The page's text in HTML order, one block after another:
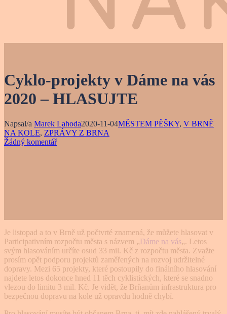
Cyklo-projekty v Dáme na vás
2020 – HLASUJTE
Napsal/a Marek Lahoda2020-11-04MĚSTEM PĚŠKY, V BRNĚ
NA KOLE, ZPRÁVY Z BRNA
Žádný komentář
Je listopad a to v Brně už počtvrté znamená, že můžete hlasovat v
Participativním rozpočtu města s názvem „Dáme na vás„. Letos
svým hlasováním určíte osud 33 mil. Kč z rozpočtu města. Zvažte
prosím opět podporu projektů zaměřených na rozvoj udržitelné
dopravy. Mezi 65 projekty, které postoupily do finálního hlasování
najdete letos dokonce hned 11 těch cyklistických, které se snadno
vlezou do limitu 3 mil. Kč. Je vidět, že Brňanům infrastruktura pro
bezpečnou dopravu na kole už opravdu hodně chybí.